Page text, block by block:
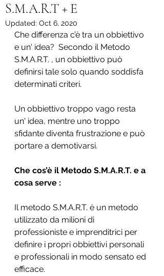
S.M.A.R.T + E
Updated: Oct 6, 2020
Che differenza c’è tra un obbiettivo
e un' idea?  Secondo il Metodo
S.M.A.R.T. , un obbiettivo può
definirsi tale solo quando soddisfa
determinati criteri.
Un obbiettivo troppo vago resta
un' idea, mentre uno troppo
sfidante diventa frustrazione e può
portare a demotivarsi.
Che cos’è il Metodo S.M.A.R.T. e a
cosa serve :
Il metodo S.M.A.R.T. è un metodo
utilizzato da milioni di
professioniste e imprenditrici per
definire i propri obbiettivi personali
e professionali in modo sensato ed
efficace.